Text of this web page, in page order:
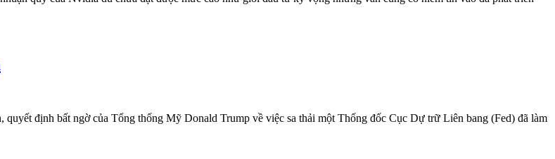
định bất ngờ của Tổng thống Mỹ Donald Trump về việc sa thải một Thống đốc Cục Dự trữ Liên bang (Fed) đã làm